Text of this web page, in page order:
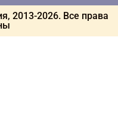
2013-2026. Все права